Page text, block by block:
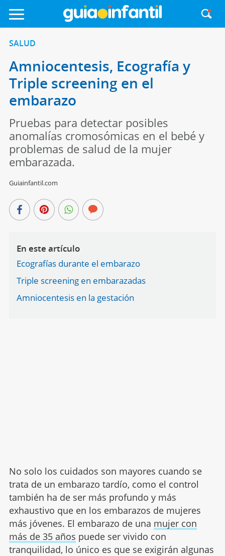
SALUD
Amniocentesis, Ecografía y
Triple screening en el
embarazo
Pruebas para detectar posibles
anomalías cromosómicas en el bebé y
problemas de salud de la mujer
embarazada.
Guiainfantil.com
En este artículo
Ecografías durante el embarazo
Triple screening en embarazadas
Amniocentesis en la gestación
No solo los cuidados son mayores cuando se
trata de un embarazo tardío, como el control
también ha de ser más profundo y más
exhaustivo que en los embarazos de mujeres
más jóvenes. El embarazo de una mujer con
más de 35 años puede ser vivido con
tranquilidad, lo único es que se exigirán algunas